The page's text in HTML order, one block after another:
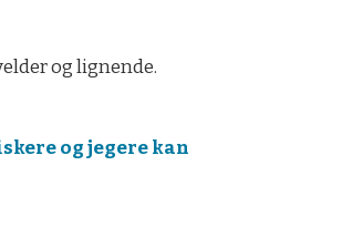
og lignende.
og jegere kan